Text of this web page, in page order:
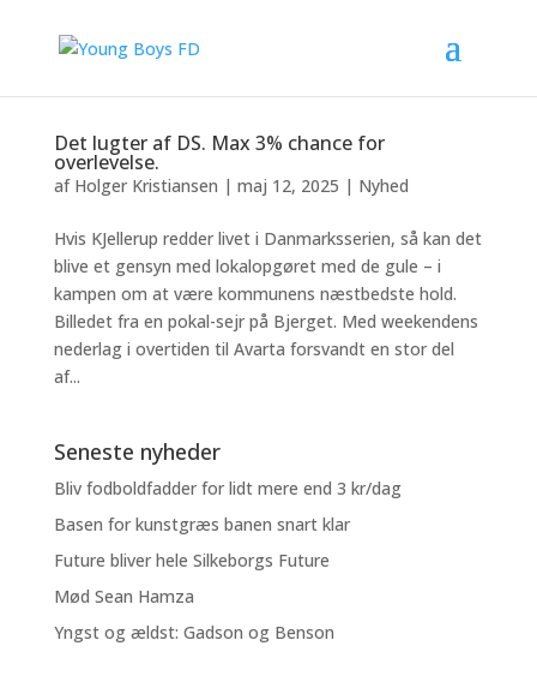
Det lugter af DS. Max 3% chance for
overlevelse.
af Holger Kristiansen | maj 12, 2025 | Nyhed
Hvis KJellerup redder livet i Danmarksserien, så kan det
blive et gensyn med lokalopgøret med de gule – i
kampen om at være kommunens næstbedste hold.
Billedet fra en pokal-sejr på Bjerget. Med weekendens
nederlag i overtiden til Avarta forsvandt en stor del
af...
Seneste nyheder
Bliv fodboldfadder for lidt mere end 3 kr/dag
Basen for kunstgræs banen snart klar
Future bliver hele Silkeborgs Future
Mød Sean Hamza
Yngst og ældst: Gadson og Benson